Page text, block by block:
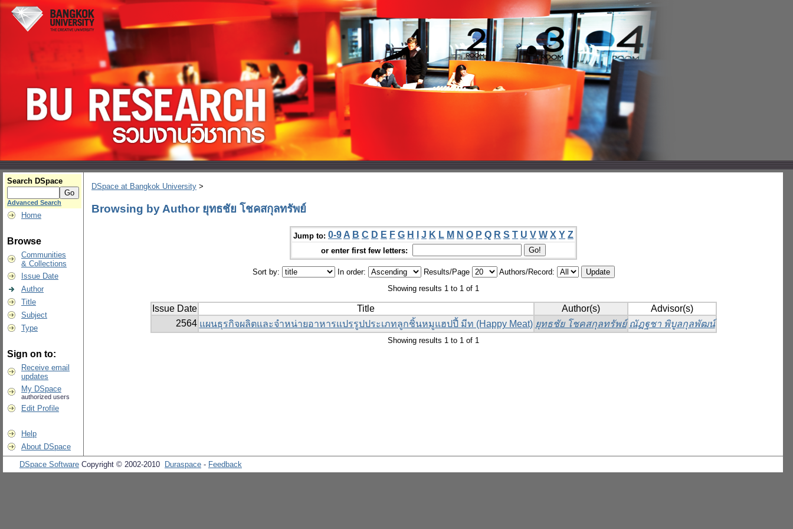
Search DSpace
Advanced Search
Home
Browse
Communities
& Collections
Issue Date
Author
Title
Subject
Type
Sign on to:
Receive email
updates
My DSpace
authorized users
Edit Profile
Help
About DSpace
DSpace at Bangkok University >
Browsing by Author ยุทธชัย โชคสกุลทรัพย์
Jump to: 0-9 A B C D E F G H J K L M N O P Q R S T U V W X Y Z
or enter first few letters:
Sort by: In order: Results/Page
Authors/Record:
Showing results 1 to 1 of 1
Issue Date Title Author(s)
Advisor(s)
2564 แผนธุรกิจผลิตและจำหน่ายอาหารแปรรูปประเภทลูกชิ้นหมูแฮปปี้ มีท (Happy Meat) ยุทธชัย โชคสกุลทรัพย์ ณัฏฐชา พิบูลกุลพัฒน์
Showing results 1 to 1 of 1
DSpace Software Copyright © 2002-2010 Duraspace - Feedback